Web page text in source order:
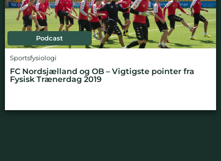
Podcast
Sportsfysiologi
FC Nordsjælland og OB – Vigtigste pointer fra
Fysisk Trænerdag 2019